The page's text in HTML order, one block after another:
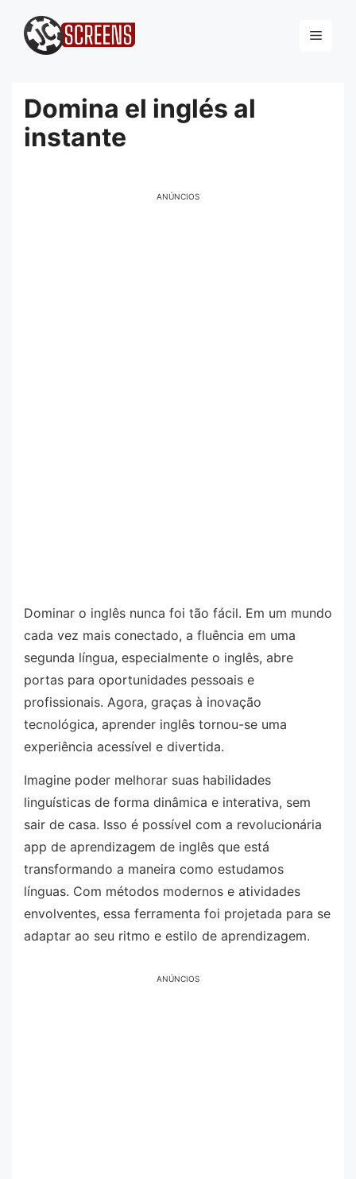
para
Menu
Domina el inglés al
instante
ANÚNCIOS
Dominar o inglês nunca foi tão fácil. Em um mundo
cada vez mais conectado, a fluência em uma
segunda língua, especialmente o inglês, abre
portas para oportunidades pessoais e
profissionais. Agora, graças à inovação
tecnológica, aprender inglês tornou-se uma
experiência acessível e divertida.
Imagine poder melhorar suas habilidades
linguísticas de forma dinâmica e interativa, sem
sair de casa. Isso é possível com a revolucionária
app de aprendizagem de inglês que está
transformando a maneira como estudamos
línguas. Com métodos modernos e atividades
envolventes, essa ferramenta foi projetada para se
adaptar ao seu ritmo e estilo de aprendizagem.
ANÚNCIOS